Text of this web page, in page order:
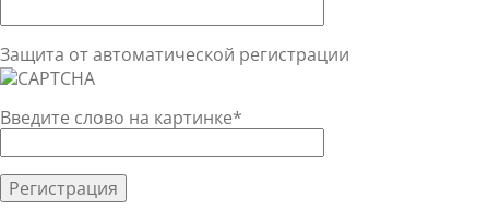
Защита от автоматической регистрации
Введите слово на картинке*